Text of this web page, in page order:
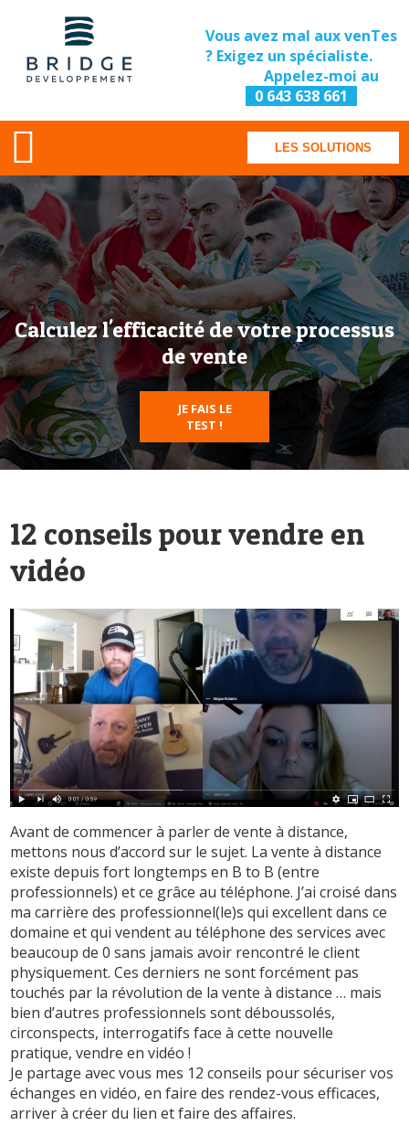
Vous avez mal aux venTes
? Exigez un spécialiste.
Appelez-moi au
0 643 638 661
LES SOLUTIONS
Calculez l'efficacité de votre processus
de vente
JE FAIS LE
TEST !
12 conseils pour vendre en
vidéo
Avant de commencer à parler de vente à distance,
mettons nous d’accord sur le sujet. La vente à distance
existe depuis fort longtemps en B to B (entre
professionnels) et ce grâce au téléphone. J’ai croisé dans
ma carrière des professionnel(le)s qui excellent dans ce
domaine et qui vendent au téléphone des services avec
beaucoup de 0 sans jamais avoir rencontré le client
physiquement. Ces derniers ne sont forcément pas
touchés par la révolution de la vente à distance … mais
bien d’autres professionnels sont déboussolés,
circonspects, interrogatifs face à cette nouvelle
pratique, vendre en vidéo !
Je partage avec vous mes 12 conseils pour sécuriser vos
échanges en vidéo, en faire des rendez-vous efficaces,
arriver à créer du lien et faire des affaires.